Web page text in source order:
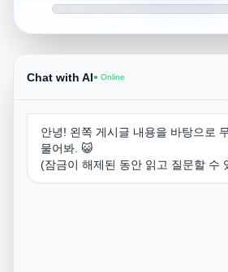
웬만하면 상황이 상황이니 참는 걸 추
으시겠으면 온전히 개인 시간이 될 수
용하시면 될 것 같아요. 아니면 조금
지의 즐거움 중 하나가 될 수 있습니다
황에 더해져 굉장한 해방감과 스릴을
Chat with AI● Online
안녕! 왼쪽 게시글 내용을 바탕으로
물어봐. 😺
(잠금이 해제된 동안 읽고 질문할 수